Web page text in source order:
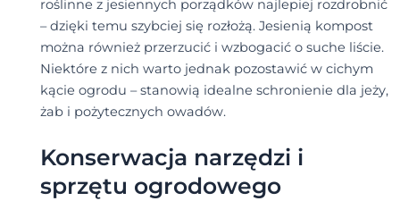
roślinne z jesiennych porządków najlepiej rozdrobnić
– dzięki temu szybciej się rozłożą. Jesienią kompost
można również przerzucić i wzbogacić o suche liście.
Niektóre z nich warto jednak pozostawić w cichym
kącie ogrodu – stanowią idealne schronienie dla jeży,
żab i pożytecznych owadów.
Konserwacja narzędzi i
sprzętu ogrodowego